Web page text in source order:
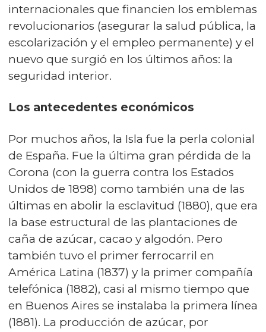
internacionales que financien los emblemas
revolucionarios (asegurar la salud pública, la
escolarización y el empleo permanente) y el
nuevo que surgió en los últimos años: la
seguridad interior.
Los antecedentes económicos
Por muchos años, la Isla fue la perla colonial
de España. Fue la última gran pérdida de la
Corona (con la guerra contra los Estados
Unidos de 1898) como también una de las
últimas en abolir la esclavitud (1880), que era
la base estructural de las plantaciones de
caña de azúcar, cacao y algodón. Pero
también tuvo el primer ferrocarril en
América Latina (1837) y la primer compañía
telefónica (1882), casi al mismo tiempo que
en Buenos Aires se instalaba la primera línea
(1881). La producción de azúcar, por